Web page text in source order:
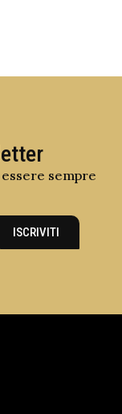
sempre
ISCRIVITI